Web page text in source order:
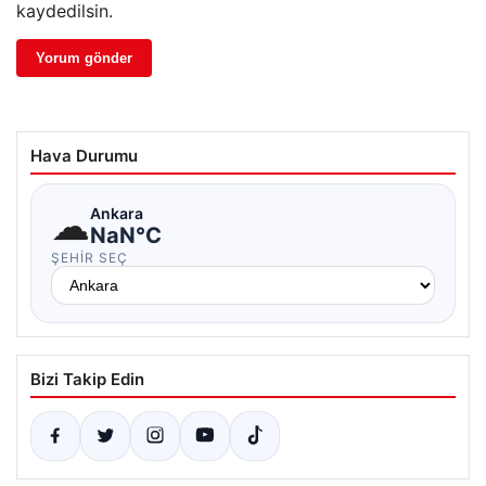
kaydedilsin.
Hava Durumu
☁Ankara
NaN°C
ŞEHIR SEÇ
Bizi Takip Edin